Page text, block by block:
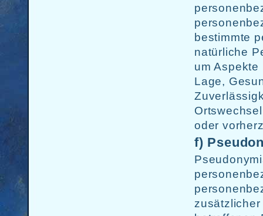
bestimmte
natürliche
um
Lage,
oder
f)